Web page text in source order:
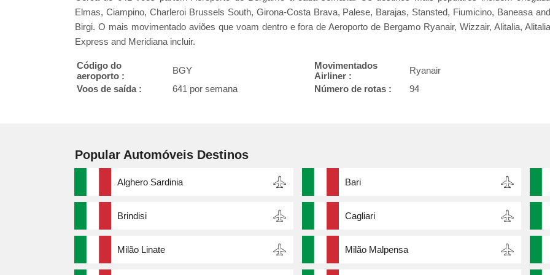
Elmas, Ciampino, Charleroi Brussels South, Girona-Costa Brava, Palese, Barajas, Stansted, Fiumicino, Baneasa and
Birgi. O mais movimentado aviões que voam dentro e fora de Aeroporto de Bergamo Ryanair, Wizzair, Alitalia, Alitalia
Express and Meridiana incluir.
Código do
aeroporto :
BGY
Movimentados
Airliner :
Ryanair
Voos de saída :
641 por semana Número de rotas : 94
Popular Automóveis Destinos
Alghero Sardinia Bari
Brindisi Cagliari
Milão Linate Milão Malpensa